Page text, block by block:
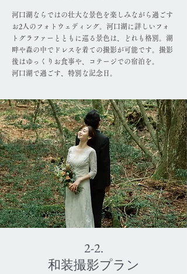
河口湖ならではの壮大な景色を楽しみながら過ごす
お2人のフォトウェディング。河口湖に詳しいフォ
トグラファーとともに巡る景色は、どれも格別。湖
畔や森の中でドレスを着ての撮影が可能です。撮影
後はゆっくりお食事や、コテージでの宿泊を。
河口湖で過ごす、特別な記念日。
2-2.
和装撮影プラン